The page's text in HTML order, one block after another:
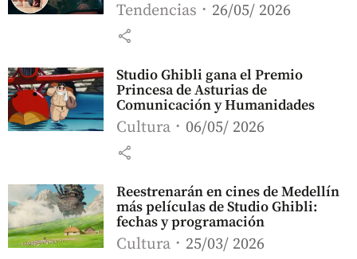
Tendencias 26/05/ 2026
share
Studio Ghibli gana el Premio
Princesa de Asturias de
Comunicación y Humanidades
Cultura 06/05/ 2026
share
Reestrenarán en cines de Medellín
más películas de Studio Ghibli:
fechas y programación
Cultura 25/03/ 2026